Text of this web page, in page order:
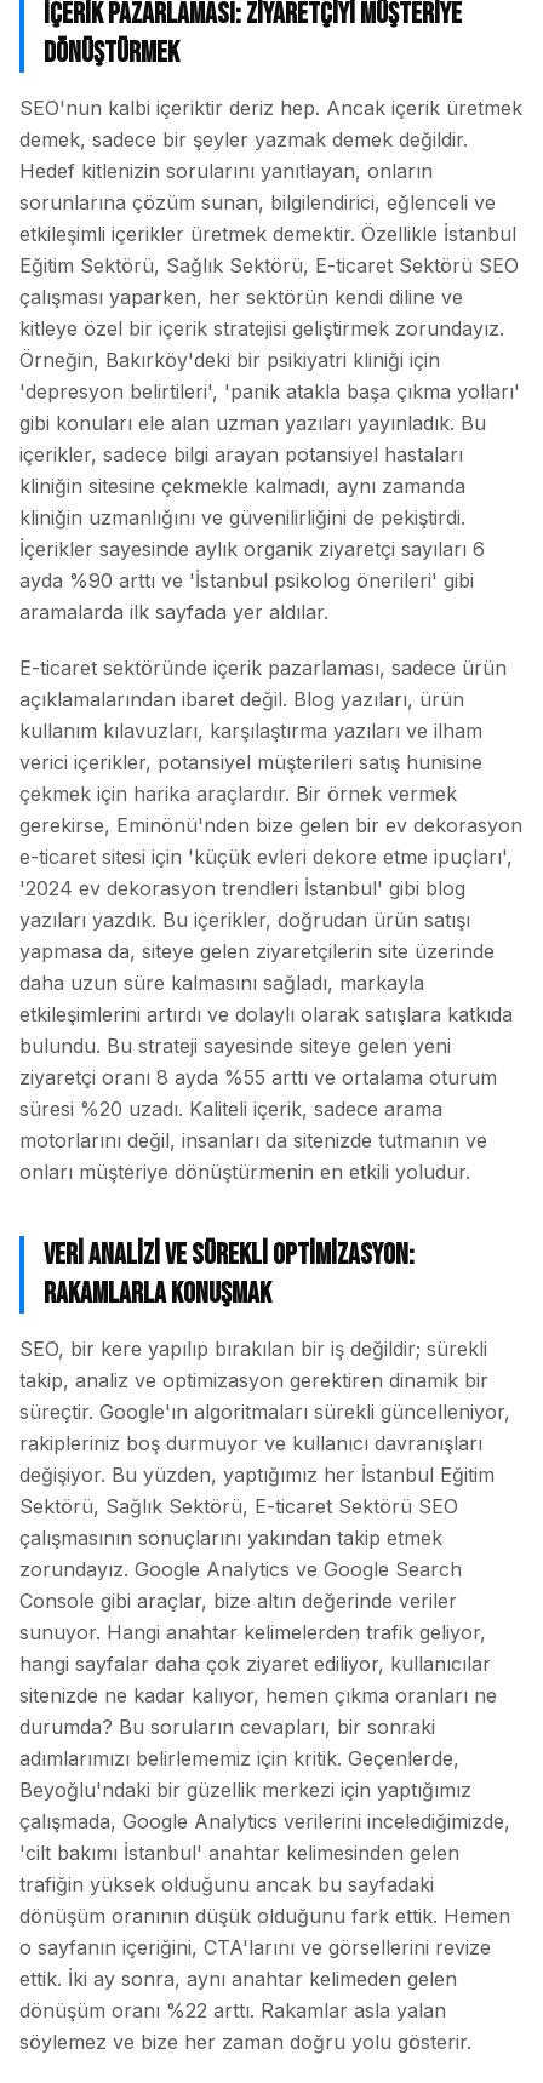
İçerik Pazarlaması: Ziyaretçiyi Müşteriye
Dönüştürmek
SEO'nun kalbi içeriktir deriz hep. Ancak içerik üretmek
demek, sadece bir şeyler yazmak demek değildir.
Hedef kitlenizin sorularını yanıtlayan, onların
sorunlarına çözüm sunan, bilgilendirici, eğlenceli ve
etkileşimli içerikler üretmek demektir. Özellikle İstanbul
Eğitim Sektörü, Sağlık Sektörü, E-ticaret Sektörü SEO
çalışması yaparken, her sektörün kendi diline ve
kitleye özel bir içerik stratejisi geliştirmek zorundayız.
Örneğin, Bakırköy'deki bir psikiyatri kliniği için
'depresyon belirtileri', 'panik atakla başa çıkma yolları'
gibi konuları ele alan uzman yazıları yayınladık. Bu
içerikler, sadece bilgi arayan potansiyel hastaları
kliniğin sitesine çekmekle kalmadı, aynı zamanda
kliniğin uzmanlığını ve güvenilirliğini de pekiştirdi.
İçerikler sayesinde aylık organik ziyaretçi sayıları 6
ayda %90 arttı ve 'İstanbul psikolog önerileri' gibi
aramalarda ilk sayfada yer aldılar.
E-ticaret sektöründe içerik pazarlaması, sadece ürün
açıklamalarından ibaret değil. Blog yazıları, ürün
kullanım kılavuzları, karşılaştırma yazıları ve ilham
verici içerikler, potansiyel müşterileri satış hunisine
çekmek için harika araçlardır. Bir örnek vermek
gerekirse, Eminönü'nden bize gelen bir ev dekorasyon
e-ticaret sitesi için 'küçük evleri dekore etme ipuçları',
'2024 ev dekorasyon trendleri İstanbul' gibi blog
yazıları yazdık. Bu içerikler, doğrudan ürün satışı
yapmasa da, siteye gelen ziyaretçilerin site üzerinde
daha uzun süre kalmasını sağladı, markayla
etkileşimlerini artırdı ve dolaylı olarak satışlara katkıda
bulundu. Bu strateji sayesinde siteye gelen yeni
ziyaretçi oranı 8 ayda %55 arttı ve ortalama oturum
süresi %20 uzadı. Kaliteli içerik, sadece arama
motorlarını değil, insanları da sitenizde tutmanın ve
onları müşteriye dönüştürmenin en etkili yoludur.
Veri Analizi ve Sürekli Optimizasyon:
Rakamlarla Konuşmak
SEO, bir kere yapılıp bırakılan bir iş değildir; sürekli
takip, analiz ve optimizasyon gerektiren dinamik bir
süreçtir. Google'ın algoritmaları sürekli güncelleniyor,
rakipleriniz boş durmuyor ve kullanıcı davranışları
değişiyor. Bu yüzden, yaptığımız her İstanbul Eğitim
Sektörü, Sağlık Sektörü, E-ticaret Sektörü SEO
çalışmasının sonuçlarını yakından takip etmek
zorundayız. Google Analytics ve Google Search
Console gibi araçlar, bize altın değerinde veriler
sunuyor. Hangi anahtar kelimelerden trafik geliyor,
hangi sayfalar daha çok ziyaret ediliyor, kullanıcılar
sitenizde ne kadar kalıyor, hemen çıkma oranları ne
durumda? Bu soruların cevapları, bir sonraki
adımlarımızı belirlememiz için kritik. Geçenlerde,
Beyoğlu'ndaki bir güzellik merkezi için yaptığımız
çalışmada, Google Analytics verilerini incelediğimizde,
'cilt bakımı İstanbul' anahtar kelimesinden gelen
trafiğin yüksek olduğunu ancak bu sayfadaki
dönüşüm oranının düşük olduğunu fark ettik. Hemen
o sayfanın içeriğini, CTA'larını ve görsellerini revize
ettik. İki ay sonra, aynı anahtar kelimeden gelen
dönüşüm oranı %22 arttı. Rakamlar asla yalan
söylemez ve bize her zaman doğru yolu gösterir.